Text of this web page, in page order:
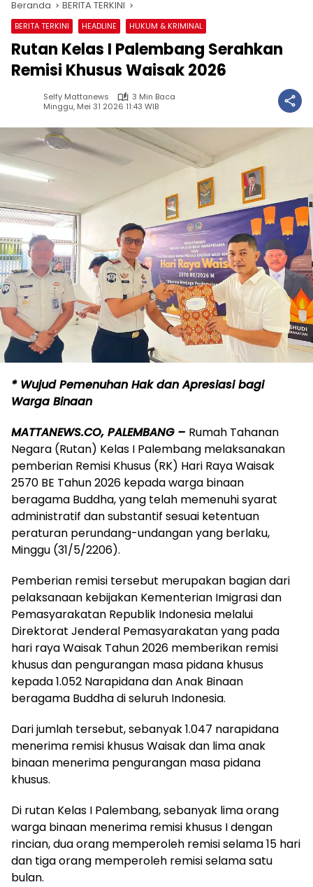
Beranda BERITA TERKINI
BERITA TERKINI HEADLINE HUKUM & KRIMINAL
Rutan Kelas I Palembang Serahkan
Remisi Khusus Waisak 2026
Selfy Mattanews
3 Min Baca
Minggu, Mei 31 2026 11:43 WIB
* Wujud Pemenuhan Hak dan Apresiasi bagi
Warga Binaan
MATTANEWS.CO, PALEMBANG – Rumah Tahanan
Negara (Rutan) Kelas I Palembang melaksanakan
pemberian Remisi Khusus (RK) Hari Raya Waisak
2570 BE Tahun 2026 kepada warga binaan
beragama Buddha, yang telah memenuhi syarat
administratif dan substantif sesuai ketentuan
peraturan perundang-undangan yang berlaku,
Minggu (31/5/2206).
Pemberian remisi tersebut merupakan bagian dari
pelaksanaan kebijakan Kementerian Imigrasi dan
Pemasyarakatan Republik Indonesia melalui
Direktorat Jenderal Pemasyarakatan yang pada
hari raya Waisak Tahun 2026 memberikan remisi
khusus dan pengurangan masa pidana khusus
kepada 1.052 Narapidana dan Anak Binaan
beragama Buddha di seluruh Indonesia.
Dari jumlah tersebut, sebanyak 1.047 narapidana
menerima remisi khusus Waisak dan lima anak
binaan menerima pengurangan masa pidana
khusus.
Di rutan Kelas I Palembang, sebanyak lima orang
warga binaan menerima remisi khusus I dengan
rincian, dua orang memperoleh remisi selama 15 hari
dan tiga orang memperoleh remisi selama satu
bulan.